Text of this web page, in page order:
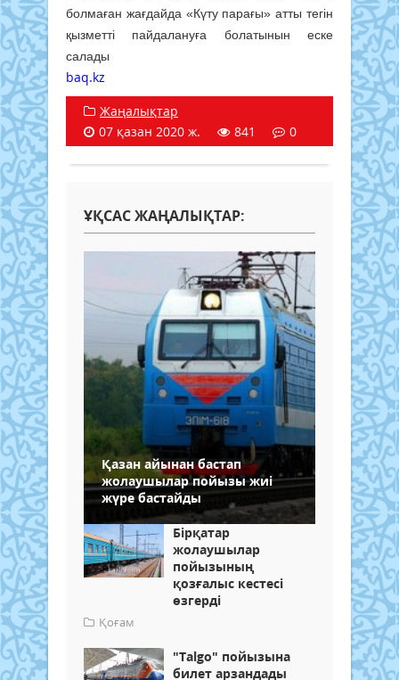
болмаған жағдайда «Күту парағы» атты тегін
қызметті пайдалануға болатынын еске
салады
baq.kz
Жаңалықтар
07 қазан 2020 ж.
841 0
ҰҚСАС ЖАҢАЛЫҚТАР:
Қазан айынан бастап
жолаушылар пойызы жиі
жүре бастайды
Бірқатар
жолаушылар
пойызының
қозғалыс кестесі
өзгерді
Қоғам
"Talgo" пойызына
билет арзандады